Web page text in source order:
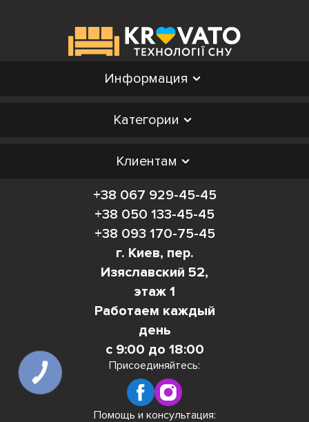
Информация
Категории
Клиентам
+38 067 929-45-45
+38 050 133-45-45
+38 093 170-75-45
г. Киев, пер.
Изяславский 52,
этаж 1
Работаем каждый
день
с 9:00 до 18:00
Присоединяйтесь:
Помощь и консультация:
КНОПКА
СВЯЗИ